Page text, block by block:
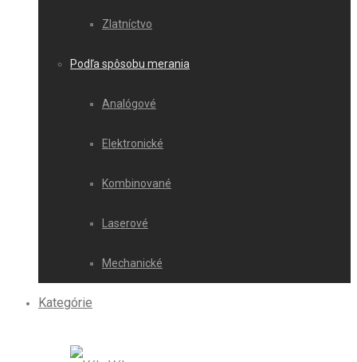
Zlatníctvo
Podľa spôsobu merania
Analógové
Elektronické
Kombinované
Laserové
Mechanické
Kategórie